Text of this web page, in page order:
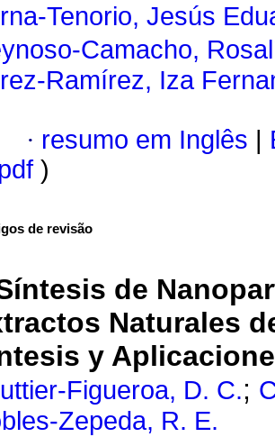
Tenorio, Jesús
Camacho,
Ramírez, Iza
· resumo em Inglês
)
de revisão
de
Naturales
y
Figueroa, D. C.;
Zepeda, R. E.